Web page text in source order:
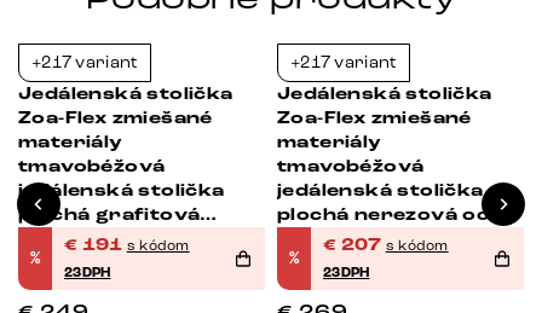
+217 variant
Jedálenská stolička
Zoa-Flex zmiešané
materiály
tmavobéžová
jedálenská stolička
plochá grafitová
vrecková pružina
%
€ 191 s kódom
23DPH
+217 variant
Jedálenská stolička
Zoa-Flex zmiešané
materiály
tmavobéžová
jedálenská stolička
plochá nerezová oceľ
vrecková pružina
%
€ 207 s kódom
23DPH